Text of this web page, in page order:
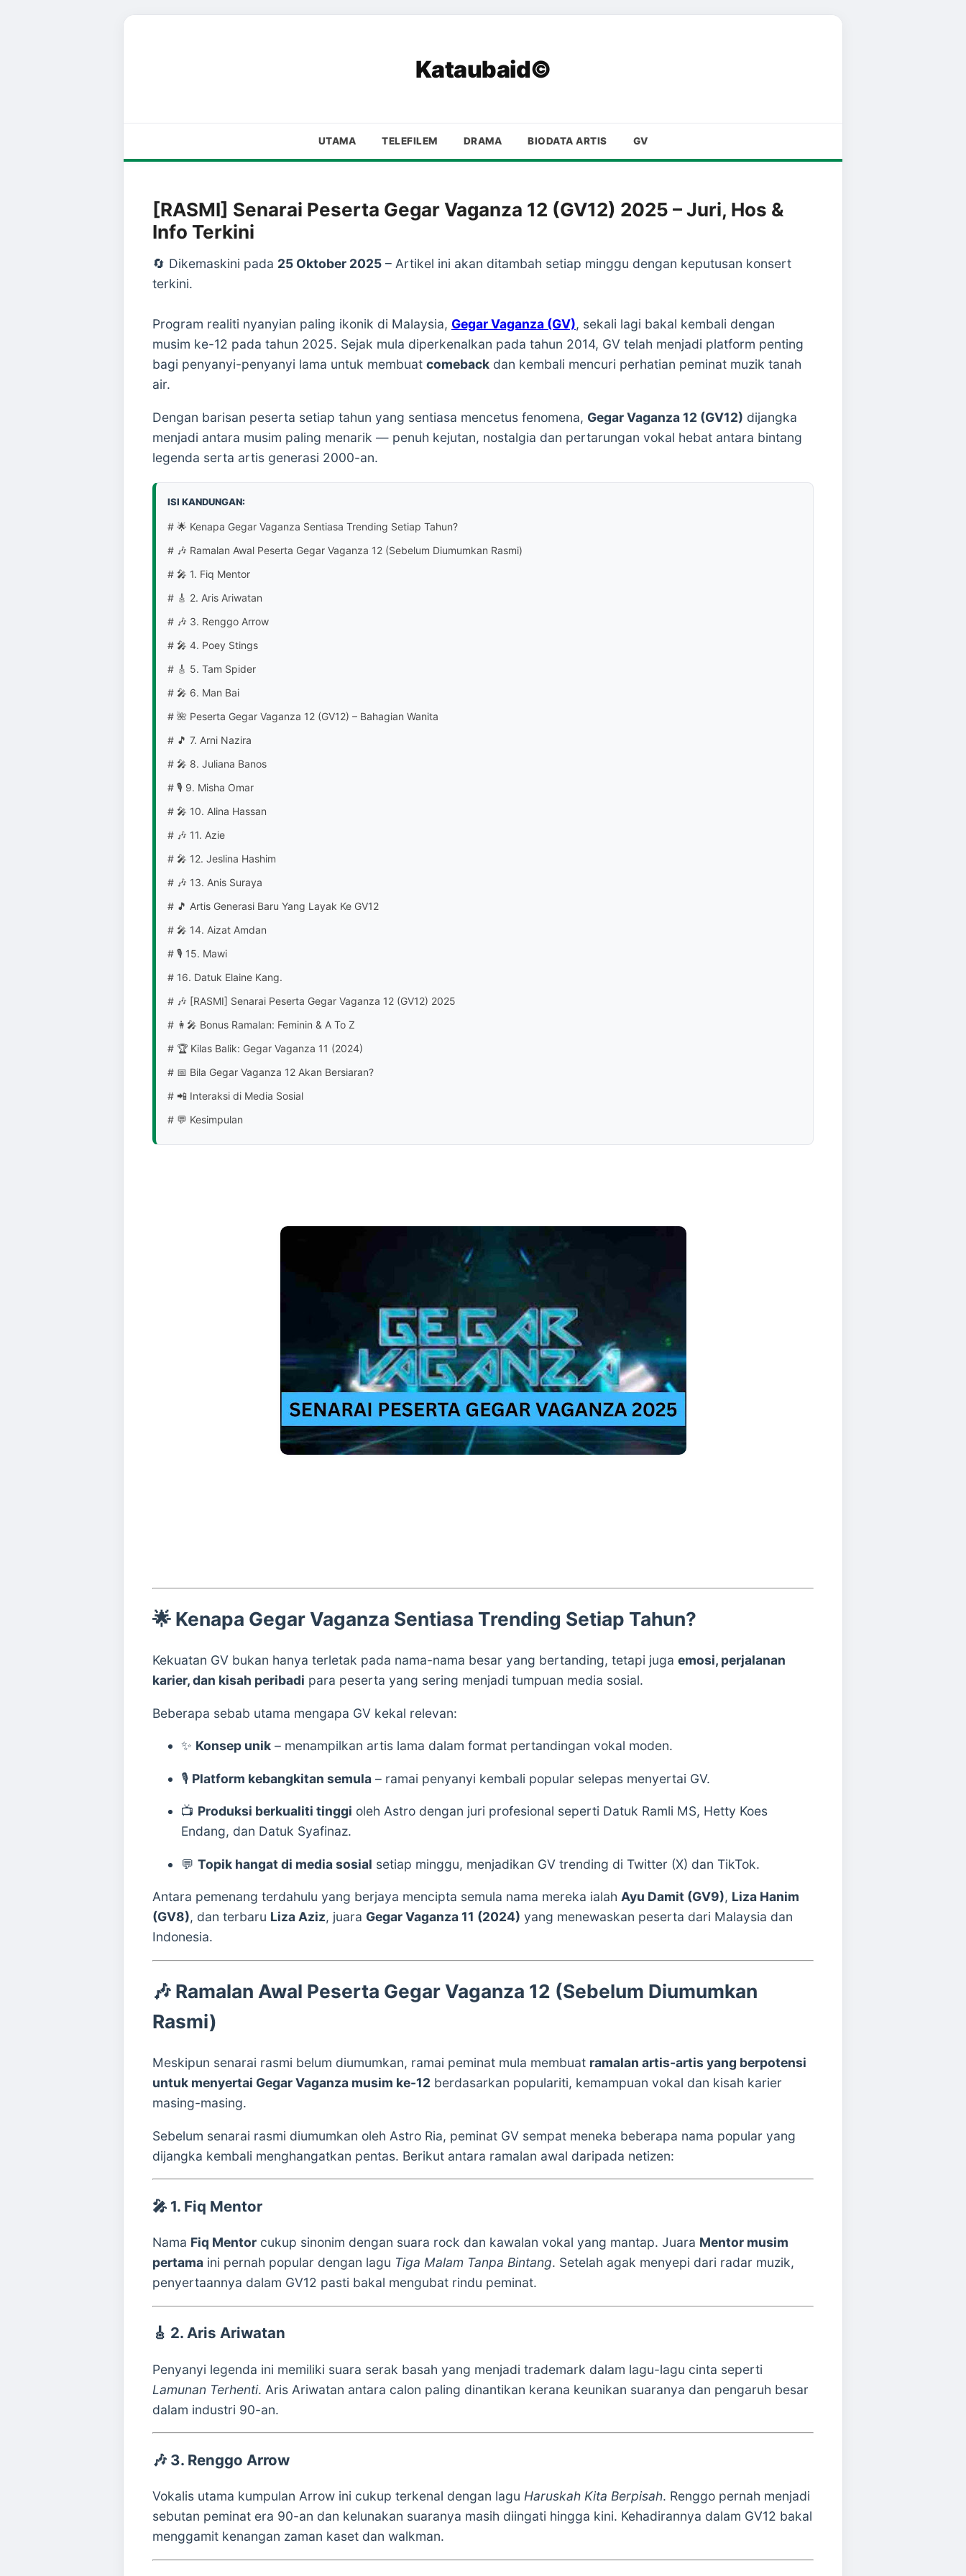
Kataubaid©
UTAMA TELEFILEM DRAMA BIODATA ARTIS GV
[RASMI] Senarai Peserta Gegar Vaganza 12 (GV12) 2025 – Juri, Hos &
Info Terkini
🔄 Dikemaskini pada 25 Oktober 2025 – Artikel ini akan ditambah setiap minggu dengan keputusan konsert
terkini.
Program realiti nyanyian paling ikonik di Malaysia, Gegar Vaganza (GV), sekali lagi bakal kembali dengan
musim ke-12 pada tahun 2025. Sejak mula diperkenalkan pada tahun 2014, GV telah menjadi platform penting
bagi penyanyi-penyanyi lama untuk membuat comeback dan kembali mencuri perhatian peminat muzik tanah
air.
Dengan barisan peserta setiap tahun yang sentiasa mencetus fenomena, Gegar Vaganza 12 (GV12) dijangka
menjadi antara musim paling menarik — penuh kejutan, nostalgia dan pertarungan vokal hebat antara bintang
legenda serta artis generasi 2000-an.
ISI KANDUNGAN:
# 🌟 Kenapa Gegar Vaganza Sentiasa Trending Setiap Tahun?
# 🎶 Ramalan Awal Peserta Gegar Vaganza 12 (Sebelum Diumumkan Rasmi)
# 🎤 1. Fiq Mentor
# 🎸 2. Aris Ariwatan
# 🎶 3. Renggo Arrow
# 🎤 4. Poey Stings
# 🎸 5. Tam Spider
# 🎤 6. Man Bai
# 🌺 Peserta Gegar Vaganza 12 (GV12) – Bahagian Wanita
# 🎵 7. Arni Nazira
# 🎤 8. Juliana Banos
# 🎙️ 9. Misha Omar
# 🎤 10. Alina Hassan
# 🎶 11. Azie
# 🎤 12. Jeslina Hashim
# 🎶 13. Anis Suraya
# 🎵 Artis Generasi Baru Yang Layak Ke GV12
# 🎤 14. Aizat Amdan
# 🎙️ 15. Mawi
# 16. Datuk Elaine Kang.
# 🎶 [RASMI] Senarai Peserta Gegar Vaganza 12 (GV12) 2025
# 👩‍🎤 Bonus Ramalan: Feminin & A To Z
# 🏆 Kilas Balik: Gegar Vaganza 11 (2024)
# 📅 Bila Gegar Vaganza 12 Akan Bersiaran?
# 📲 Interaksi di Media Sosial
# 💬 Kesimpulan
🌟 Kenapa Gegar Vaganza Sentiasa Trending Setiap Tahun?
Kekuatan GV bukan hanya terletak pada nama-nama besar yang bertanding, tetapi juga emosi, perjalanan
karier, dan kisah peribadi para peserta yang sering menjadi tumpuan media sosial.
Beberapa sebab utama mengapa GV kekal relevan:
✨ Konsep unik – menampilkan artis lama dalam format pertandingan vokal moden.
🎙️ Platform kebangkitan semula – ramai penyanyi kembali popular selepas menyertai GV.
📺 Produksi berkualiti tinggi oleh Astro dengan juri profesional seperti Datuk Ramli MS, Hetty Koes
Endang, dan Datuk Syafinaz.
💬 Topik hangat di media sosial setiap minggu, menjadikan GV trending di Twitter (X) dan TikTok.
Antara pemenang terdahulu yang berjaya mencipta semula nama mereka ialah Ayu Damit (GV9), Liza Hanim
(GV8), dan terbaru Liza Aziz, juara Gegar Vaganza 11 (2024) yang menewaskan peserta dari Malaysia dan
Indonesia.
🎶 Ramalan Awal Peserta Gegar Vaganza 12 (Sebelum Diumumkan
Rasmi)
Meskipun senarai rasmi belum diumumkan, ramai peminat mula membuat ramalan artis-artis yang berpotensi
untuk menyertai Gegar Vaganza musim ke-12 berdasarkan populariti, kemampuan vokal dan kisah karier
masing-masing.
Sebelum senarai rasmi diumumkan oleh Astro Ria, peminat GV sempat meneka beberapa nama popular yang
dijangka kembali menghangatkan pentas. Berikut antara ramalan awal daripada netizen:
🎤 1. Fiq Mentor
Nama Fiq Mentor cukup sinonim dengan suara rock dan kawalan vokal yang mantap. Juara Mentor musim
pertama ini pernah popular dengan lagu Tiga Malam Tanpa Bintang. Setelah agak menyepi dari radar muzik,
penyertaannya dalam GV12 pasti bakal mengubat rindu peminat.
🎸 2. Aris Ariwatan
Penyanyi legenda ini memiliki suara serak basah yang menjadi trademark dalam lagu-lagu cinta seperti
Lamunan Terhenti. Aris Ariwatan antara calon paling dinantikan kerana keunikan suaranya dan pengaruh besar
dalam industri 90-an.
🎶 3. Renggo Arrow
Vokalis utama kumpulan Arrow ini cukup terkenal dengan lagu Haruskah Kita Berpisah. Renggo pernah menjadi
sebutan peminat era 90-an dan kelunakan suaranya masih diingati hingga kini. Kehadirannya dalam GV12 bakal
menggamit kenangan zaman kaset dan walkman.